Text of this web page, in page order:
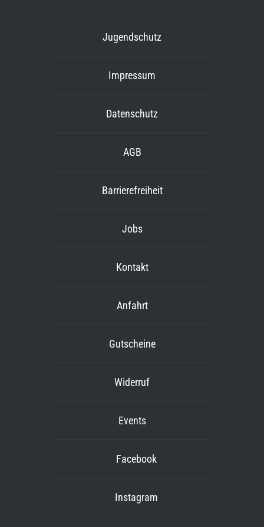
Jugendschutz
Impressum
Datenschutz
AGB
Barrierefreiheit
Jobs
Kontakt
Anfahrt
Gutscheine
Widerruf
Events
Facebook
Instagram